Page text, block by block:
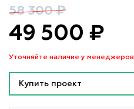
58 300 ₽
49 500 ₽
Уточняйте наличие у менеджеров
Купить проект